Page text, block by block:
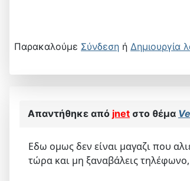
Παρακαλούμε Σύνδεση ή Δημιουργία
Απαντήθηκε από jnet στο θέμα
Εδω ομως δεν είναι μαγαζι που
τώρα και μη ξαναβάλεις